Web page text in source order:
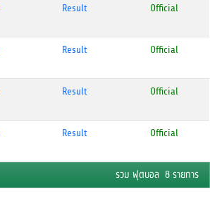
Result Official
Result Official
Result Official
Result Official
รวม ฟุตบอล 8 รายการ